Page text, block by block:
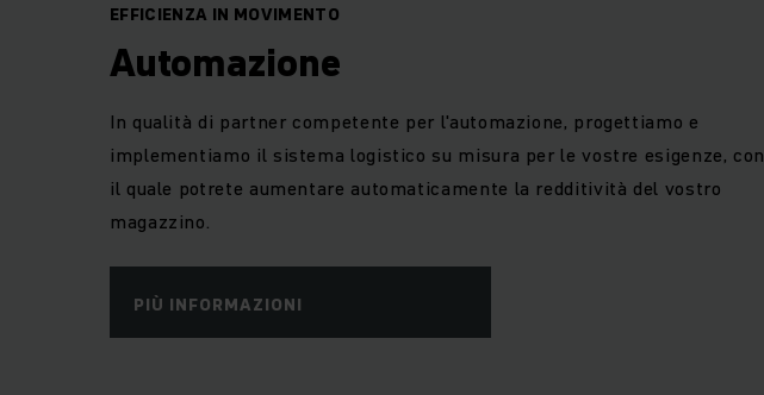
EFFICIENZA IN MOVIMENTO
Automazione
In qualità di partner competente per l'automazione, progettiamo e
implementiamo il sistema logistico su misura per le vostre esigenze, con
il quale potrete aumentare automaticamente la redditività del vostro
magazzino.
PIÙ INFORMAZIONI